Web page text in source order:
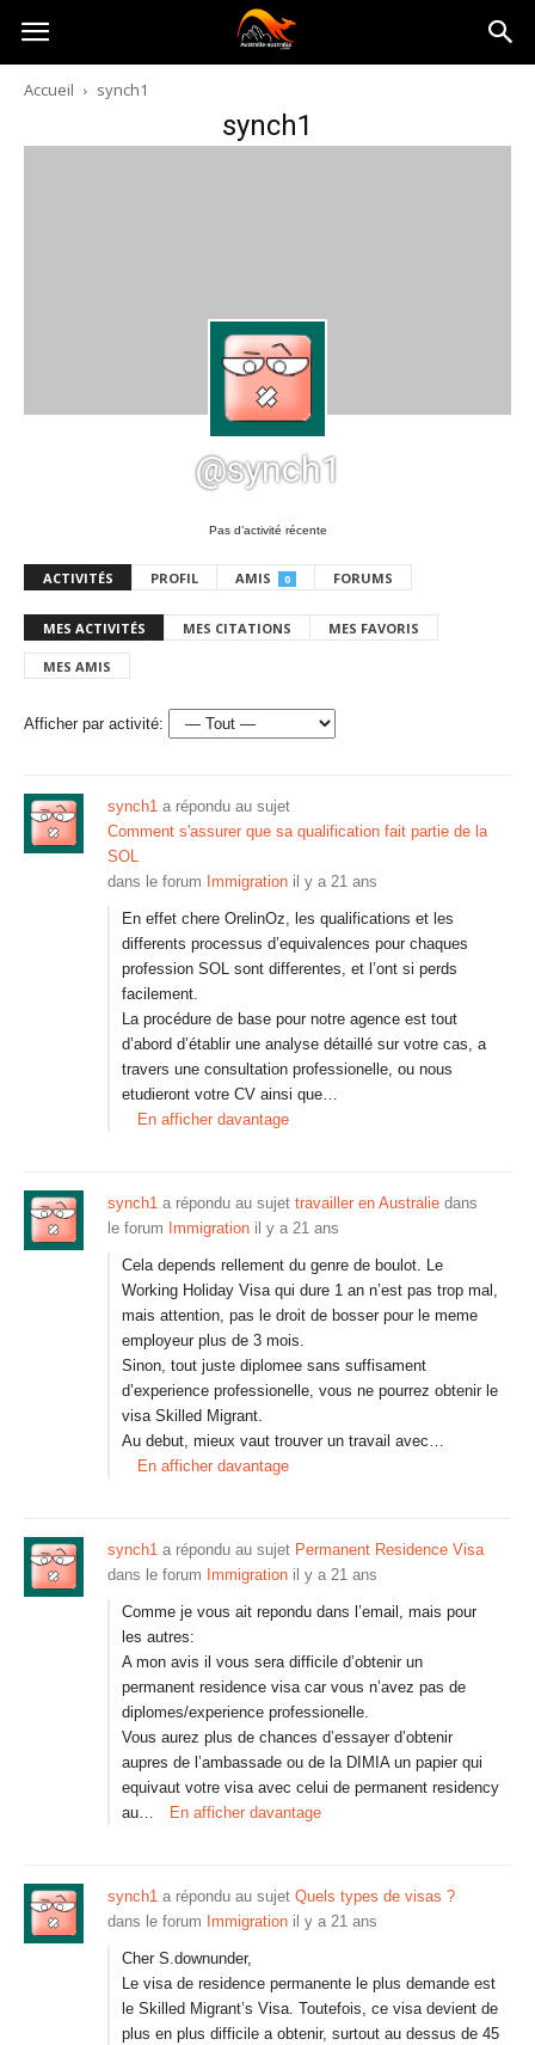
Australia-
australie.com
Accueil synch1
synch1
@synch1
Pas d’activité récente
ACTIVITÉS PROFIL AMIS 0 FORUMS
MES ACTIVITÉS MES CITATIONS MES FAVORIS
MES AMIS
Afficher par activité:
synch1 a répondu au sujet
Comment s'assurer que sa qualification fait partie de la
SOL
dans le forum Immigration il y a 21 ans
En effet chere OrelinOz, les qualifications et les
differents processus d’equivalences pour chaques
profession SOL sont differentes, et l’ont si perds
facilement.
La procédure de base pour notre agence est tout
d’abord d’établir une analyse détaillé sur votre cas, a
travers une consultation professionelle, ou nous
etudieront votre CV ainsi que…
En afficher davantage
synch1 a répondu au sujet travailler en Australie dans
le forum Immigration il y a 21 ans
Cela depends rellement du genre de boulot. Le
Working Holiday Visa qui dure 1 an n’est pas trop mal,
mais attention, pas le droit de bosser pour le meme
employeur plus de 3 mois.
Sinon, tout juste diplomee sans suffisament
d’experience professionelle, vous ne pourrez obtenir le
visa Skilled Migrant.
Au debut, mieux vaut trouver un travail avec…
En afficher davantage
synch1 a répondu au sujet Permanent Residence Visa
dans le forum Immigration il y a 21 ans
Comme je vous ait repondu dans l’email, mais pour
les autres:
A mon avis il vous sera difficile d’obtenir un
permanent residence visa car vous n’avez pas de
diplomes/experience professionelle.
Vous aurez plus de chances d’essayer d’obtenir
aupres de l’ambassade ou de la DIMIA un papier qui
equivaut votre visa avec celui de permanent residency
au…
En afficher davantage
synch1 a répondu au sujet Quels types de visas ?
dans le forum Immigration il y a 21 ans
Cher S.downunder,
Le visa de residence permanente le plus demande est
le Skilled Migrant’s Visa. Toutefois, ce visa devient de
plus en plus difficile a obtenir, surtout au dessus de 45